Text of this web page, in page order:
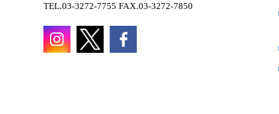
TEL.03-3272-7755 FAX.03-3272-7850